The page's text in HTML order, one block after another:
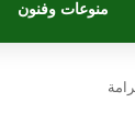
منوعات وفنون